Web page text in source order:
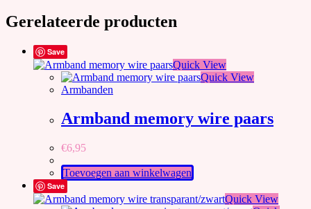
Gerelateerde producten
Save
Quick View
Quick View
Armbanden
Armband memory wire paars
€6,95
Toevoegen aan winkelwagen
Save
Quick View